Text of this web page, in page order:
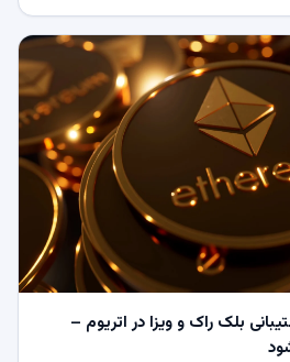
بلک راک و ویزا در اتریوم –